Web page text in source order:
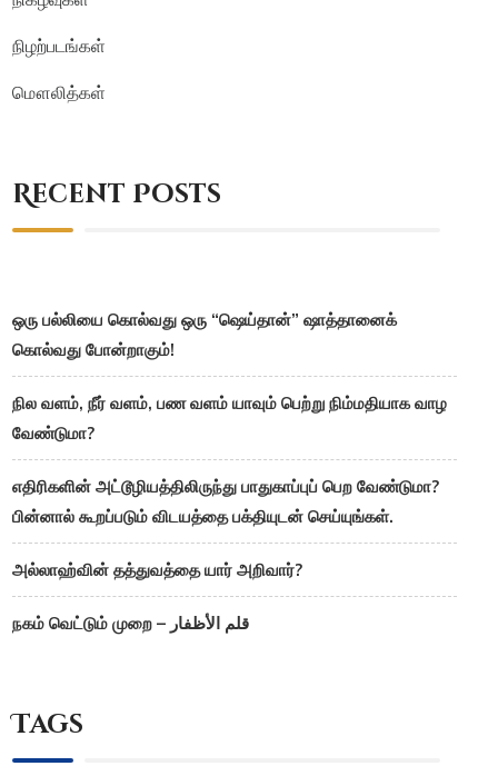
நிழற்படங்கள்
மௌலித்கள்
Recent Posts
ஒரு பல்லியை கொல்வது ஒரு “ஷெய்தான்” ஷாத்தானைக்
கொல்வது போன்றாகும்!
நில வளம், நீர் வளம், பண வளம் யாவும் பெற்று நிம்மதியாக வாழ
வேண்டுமா?
எதிரிகளின் அட்டூழியத்திலிருந்து பாதுகாப்புப் பெற வேண்டுமா?
பின்னால் கூறப்படும் விடயத்தை பக்தியுடன் செய்யுங்கள்.
அல்லாஹ்வின் தத்துவத்தை யார் அறிவார்?
நகம் வெட்டும் முறை – قلم الأظفار
Tags